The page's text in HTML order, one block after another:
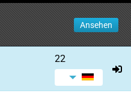
Ansehen
22